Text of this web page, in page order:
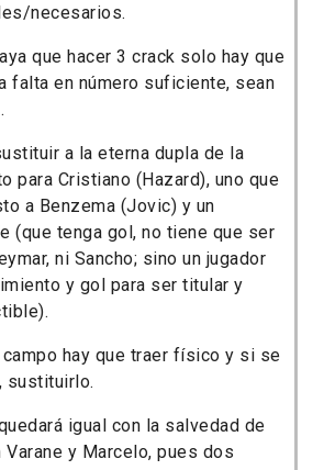
necesarios.
que hacer 3 crack solo hay que
falta en número suficiente, sean
a la eterna dupla de la
para Cristiano (Hazard), uno que
a Benzema (Jovic) y un
(que tenga gol, no tiene que ser
ni Sancho; sino un jugador
y gol para ser titular y
hay que traer físico y si se
sustituirlo.
igual con la salvedad de
y Marcelo, pues dos